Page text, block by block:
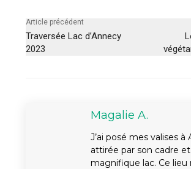
Article précédent
Traversée Lac d’Annecy
2023
Magalie A.
J’ai posé mes valises à
attirée par son cadre
magnifique lac. Ce